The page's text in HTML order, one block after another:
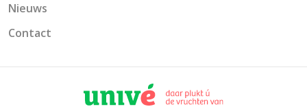
Nieuws
Contact